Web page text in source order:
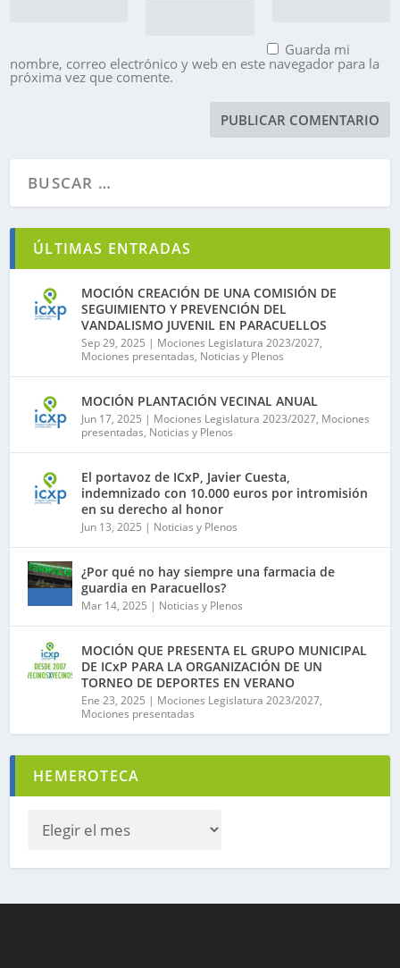
Guarda mi
nombre, correo electrónico y web en este navegador para la
próxima vez que comente.
ÚLTIMAS ENTRADAS
MOCIÓN CREACIÓN DE UNA COMISIÓN DE
SEGUIMIENTO Y PREVENCIÓN DEL
VANDALISMO JUVENIL EN PARACUELLOS
Sep 29, 2025 | Mociones Legislatura 2023/2027,
Mociones presentadas, Noticias y Plenos
MOCIÓN PLANTACIÓN VECINAL ANUAL
Jun 17, 2025 | Mociones Legislatura 2023/2027, Mociones
presentadas, Noticias y Plenos
El portavoz de ICxP, Javier Cuesta,
indemnizado con 10.000 euros por intromisión
en su derecho al honor
Jun 13, 2025 | Noticias y Plenos
¿Por qué no hay siempre una farmacia de
guardia en Paracuellos?
Mar 14, 2025 | Noticias y Plenos
MOCIÓN QUE PRESENTA EL GRUPO MUNICIPAL
DE ICxP PARA LA ORGANIZACIÓN DE UN
TORNEO DE DEPORTES EN VERANO
Ene 23, 2025 | Mociones Legislatura 2023/2027,
Mociones presentadas
HEMEROTECA